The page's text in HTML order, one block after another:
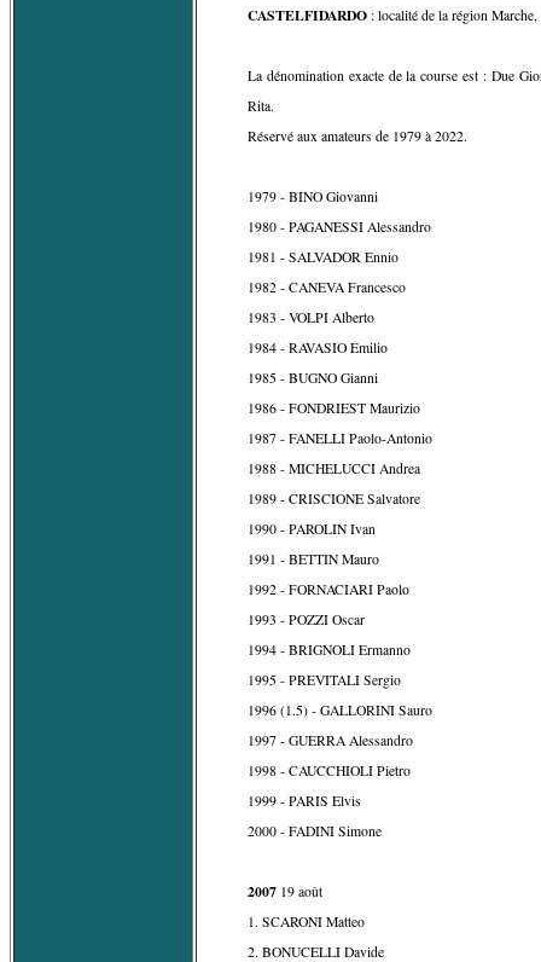
CASTELFIDARDO : localité de la région
La dénomination exacte de la course est : Due
Rita.
Réservé aux amateurs de 1979 à 2022.
1979 - BINO Giovanni
1980 - PAGANESSI Alessandro
1981 - SALVADOR Ennio
1982 - CANEVA Francesco
1983 - VOLPI Alberto
1984 - RAVASIO Emilio
1985 - BUGNO Gianni
1986 - FONDRIEST Maurizio
1987 - FANELLI Paolo-Antonio
1988 - MICHELUCCI Andrea
1989 - CRISCIONE Salvatore
1990 - PAROLIN Ivan
1991 - BETTIN Mauro
1992 - FORNACIARI Paolo
1993 - POZZI Oscar
1994 - BRIGNOLI Ermanno
1995 - PREVITALI Sergio
1996 (1.5) - GALLORINI Sauro
1997 - GUERRA Alessandro
1998 - CAUCCHIOLI Pietro
1999 - PARIS Elvis
2000 - FADINI Simone
2007 19 août
1. SCARONI Matteo
2. BONUCELLI Davide